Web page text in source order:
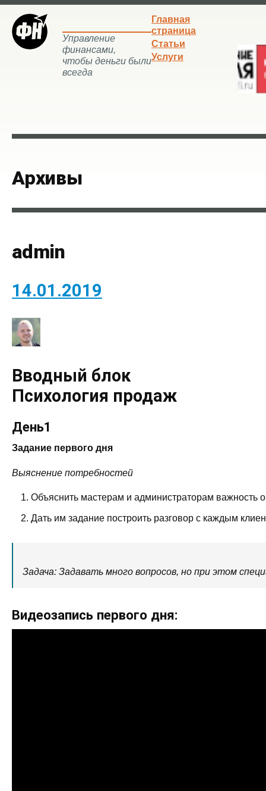
Управление
финансами,
чтобы деньги были
всегда
Главная
страница
Статьи
Услуги
Архивы
admin
14.01.2019
Вводный блок
Психология продаж
День1
Задание первого дня
Выяснение потребностей
Объяснить мастерам и администраторам важность
Дать им задание построить разговор с каждым
Задача: Задавать много вопросов, но при этом
Видеозапись первого дня: